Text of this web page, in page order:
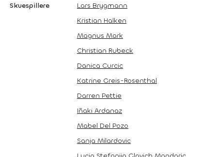
Skuespillere
Lars Brygmann
Kristian Halken
Magnus Mark
Christian Rubeck
Danica Curcic
Katrine Greis-Rosenthal
Darren Pettie
Iñaki Ardanaz
Mabel Del Pozo
Sanja Milardovic